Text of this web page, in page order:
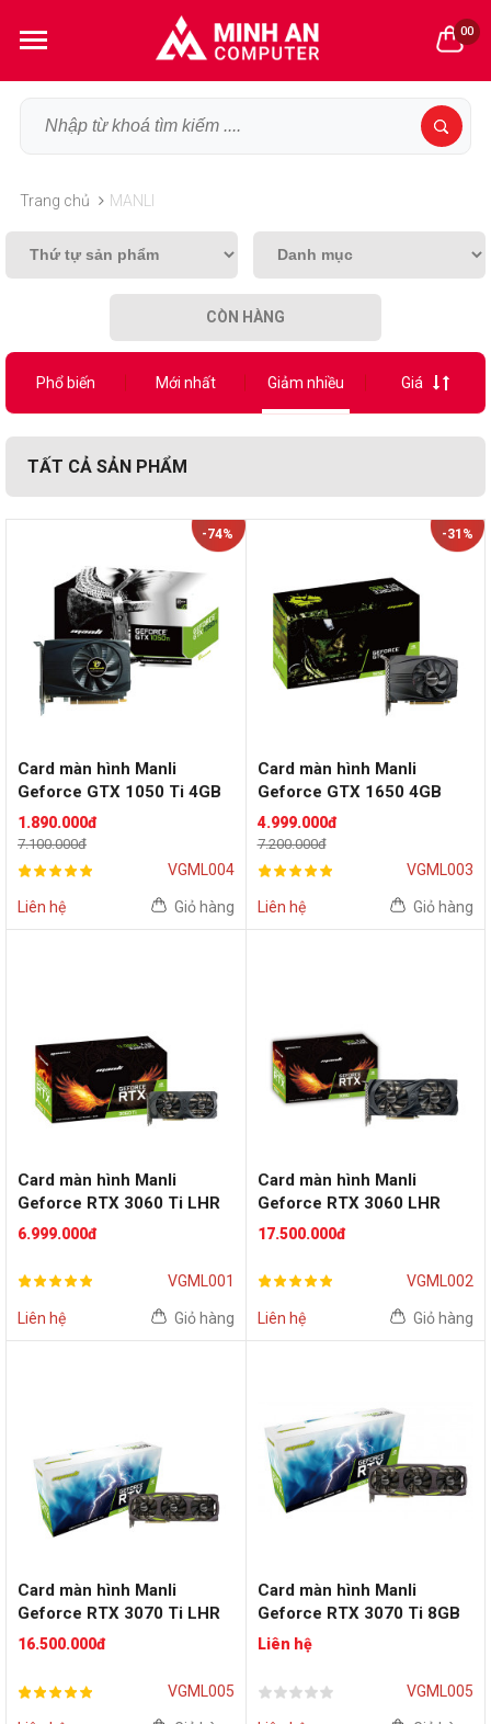
00
Trang chủ MANLI
CÒN HÀNG
Phổ biến Mới nhất Giảm nhiều Giá
TẤT CẢ SẢN PHẨM
-74%
Card màn hình Manli
Geforce GTX 1050 Ti 4GB
1.890.000đ
7.100.000đ
VGML004
Liên hệ Giỏ hàng
-31%
Card màn hình Manli
Geforce GTX 1650 4GB
4.999.000đ
7.200.000đ
VGML003
Liên hệ Giỏ hàng
Card màn hình Manli
Geforce RTX 3060 Ti LHR
8GB
6.999.000đ
VGML001
Liên hệ Giỏ hàng
Card màn hình Manli
Geforce RTX 3060 LHR
12GB
17.500.000đ
VGML002
Liên hệ Giỏ hàng
Card màn hình Manli
Geforce RTX 3070 Ti LHR
8GB
16.500.000đ
VGML005
Card màn hình Manli
Geforce RTX 3070 Ti 8GB
(M-
M3514)
Liên hệ
VGML005